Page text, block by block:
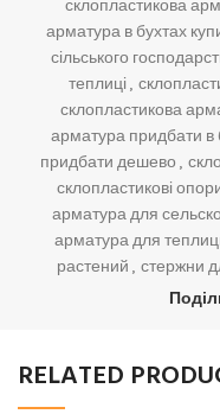
склопластикова
арматура в бухтах
сільського
теплиці ,
склопластикова
арматура придбати в
придбати дешево ,
склопластикові
арматура для
арматура для
растений , стержни
RELATED